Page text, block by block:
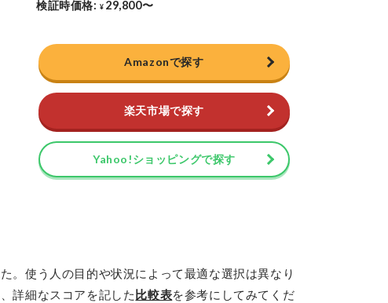
Amazonで探す
楽天市場で探す
Yahoo!ショッピングで探す
。使う人の目的や状況によって最適な選択は異なり
詳細なスコアを記した比較表を参考にしてみてくだ